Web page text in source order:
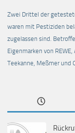
Zwei Drittel der
waren mit Pestiziden
zugelassen sind.
Eigenmarken von
Teekanne, Meßmer und